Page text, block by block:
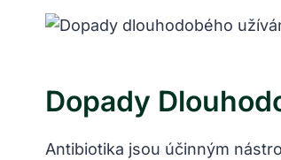
Dopady
Antibiotika jsou účinným